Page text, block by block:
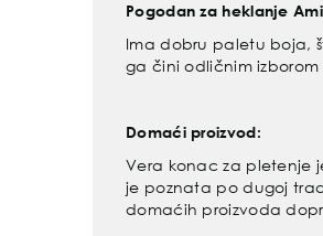
Pogodan za heklanje
Ima dobru paletu boja,
ga čini odličnim
Domaći proizvod:
Vera konac za pletenje
je poznata po dugoj
domaćih proizvoda